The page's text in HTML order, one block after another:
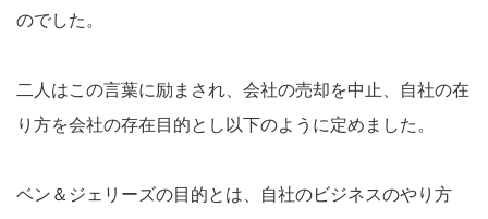
のでした。
二人はこの言葉に励まされ、会社の売却を中止、自社の在
り方を会社の存在目的とし以下のように定めました。
ベン＆ジェリーズの目的とは、自社のビジネスのやり方